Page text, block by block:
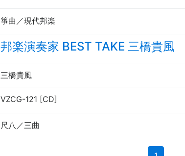
箏曲／現代邦楽
邦楽演奏家 BEST TAKE 三橋貴風
三橋貴風
VZCG-121 [CD]
尺八／三曲